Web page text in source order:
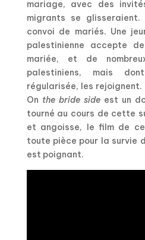
mariage, avec des
migrants se glisseraient.
convoi de mariés. Une
palestinienne accepte
mariée, et de
palestiniens, mais
régularisée, les
On the bride sideest un
tourné au cours de cette
et angoisse, le film de
toute pièce pour la survie
est poignant.